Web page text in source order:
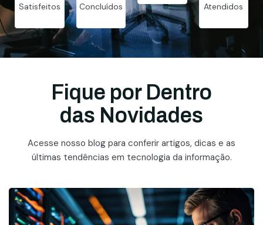
Satisfeitos
Concluídos
Atendidos
Fique por Dentro
das Novidades
Acesse nosso blog para conferir artigos, dicas e as
últimas tendências em tecnologia da informação.